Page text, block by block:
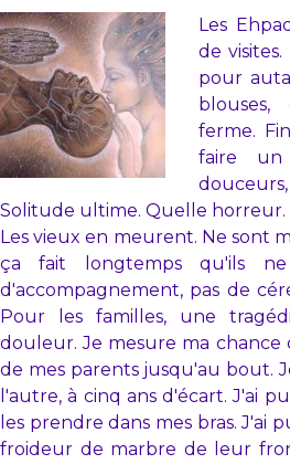
Les
de
pour
blouses,
ferme.
faire un
Solitude ultime. Quelle horreur.
Les vieux en meurent. Ne sont
ça fait longtemps qu'ils
d'accompagnement, pas de
Pour les familles, une
douleur. Je mesure ma chance
de mes parents jusqu'au bout.
l'autre, à cinq ans d'écart. J'ai
les prendre dans mes bras. J'ai
froideur de marbre de leur